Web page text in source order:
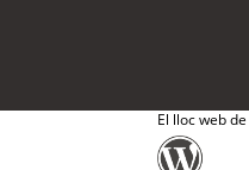
El lloc web